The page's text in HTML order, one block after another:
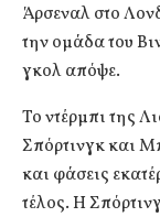
Άρσεναλ στο
την ομάδα του
γκολ απόψε.
Το ντέρμπι της
Σπόρτινγκ και
και φάσεις
τέλος. Η